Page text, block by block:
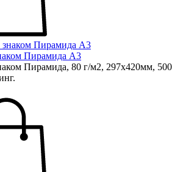
Пирамида А3
Пирамида, 80 г/м2, 297х420мм, 500